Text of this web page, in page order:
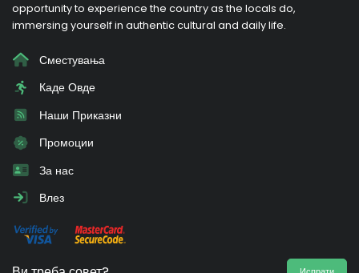
opportunity to experience the country as the locals do,
immersing yourself in authentic cultural and daily life.
Сместувања
Каде Овде
Наши Приказни
Промоции
За нас
Влез